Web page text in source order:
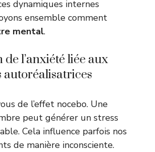
dynamiques internes
ensemble comment
mental.
l’anxiété liée aux
autoréalisatrices
de l’effet nocebo. Une
peut générer un stress
Cela influence parfois nos
de manière inconsciente.